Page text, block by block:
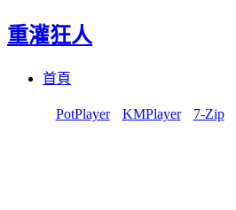
重灌狂人
首頁
PotPlayer KMPlayer 7-Zip